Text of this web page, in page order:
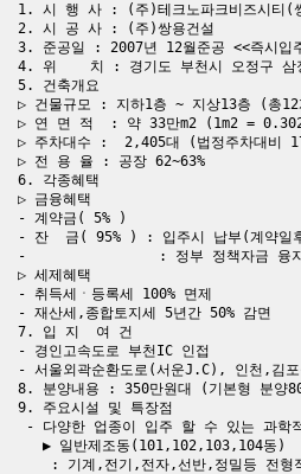
1. 시 행 사 : (주)테크노파크비즈시티(
2. 시 공 사 : (주)쌍용건설
3. 준공일 : 2007년 12월준공 <<즉시입
4. 위    치 : 경기도 부천시 오정구 삼
5. 건축개요
▷ 건물규모 : 지하1층 ~ 지상13층 (총
▷ 연 면 적  : 약 33만m2 (1m2 =
▷ 주차대수 :  2,405대 (법정주차대비
▷ 전 용 율 : 공장 62~63%
6. 각종혜택
▷ 금융혜택
- 계약금( 5% )
- 잔  금( 95% ) : 입주시 납부(계약
-                : 정부 정책자금 융자(중
▷ 세제혜택
- 취득세ㆍ등록세 100% 면제
- 재산세,종합토지세 5년간 50% 감면
7. 입 지  여 건
- 경인고속도로 부천IC 인접
- 서울외곽순환도로(서운J.C), 인천,김
8. 분양내용 : 350만원대 (기본형 분양
9. 주요시설 및 특장점
- 다양한 업종이 입주 할 수 있는 과학
   ▶ 일반제조동(101,102,103,104동)
: 기계,전기,전자,선반,정밀등 전